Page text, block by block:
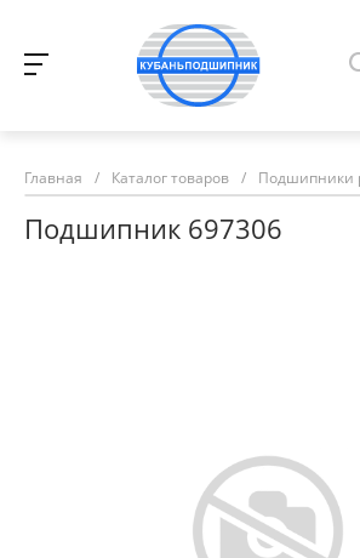
Главная / Каталог товаров / Подшипники
Подшипник 697306